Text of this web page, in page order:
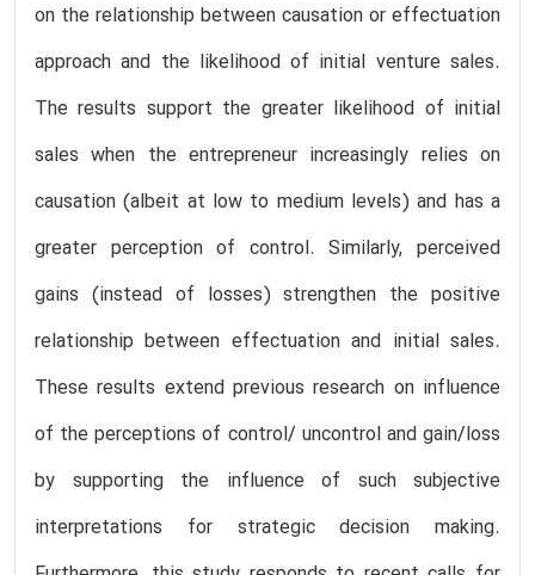
on the relationship between causation or effectuation
approach and the likelihood of initial venture sales.
The results support the greater likelihood of initial
sales when the entrepreneur increasingly relies on
causation (albeit at low to medium levels) and has a
greater perception of control. Similarly, perceived
gains (instead of losses) strengthen the positive
relationship between effectuation and initial sales.
These results extend previous research on influence
of the perceptions of control/ uncontrol and gain/loss
by supporting the influence of such subjective
interpretations for strategic decision making.